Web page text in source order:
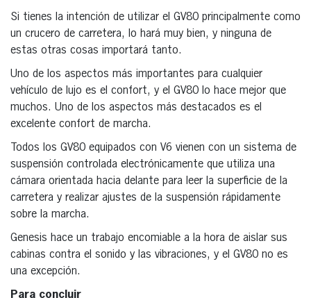
Si tienes la intención de utilizar el GV80 principalmente como
un crucero de carretera, lo hará muy bien, y ninguna de
estas otras cosas importará tanto.
Uno de los aspectos más importantes para cualquier
vehículo de lujo es el confort, y el GV80 lo hace mejor que
muchos. Uno de los aspectos más destacados es el
excelente confort de marcha.
Todos los GV80 equipados con V6 vienen con un sistema de
suspensión controlada electrónicamente que utiliza una
cámara orientada hacia delante para leer la superficie de la
carretera y realizar ajustes de la suspensión rápidamente
sobre la marcha.
Genesis hace un trabajo encomiable a la hora de aislar sus
cabinas contra el sonido y las vibraciones, y el GV80 no es
una excepción.
Para concluir